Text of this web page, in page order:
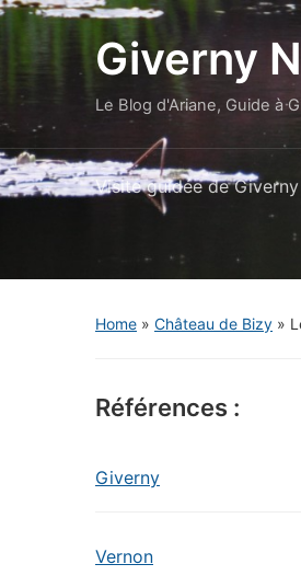
Giverny
Le Blog d'Ariane, Guide à
Visite guidée de Giverny
Home » Château de Bizy »
Références :
Giverny
Vernon